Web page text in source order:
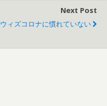
Next Post
ウィズコロナに慣れていない